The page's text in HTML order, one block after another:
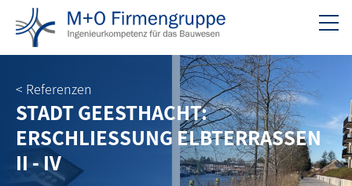
< Referenzen
STADT GEESTHACHT:
ERSCHLIESSUNG ELBTERRASSEN
II - IV